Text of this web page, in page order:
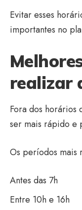
Evitar esses
importantes no
realizar
Fora dos horários
ser mais rápido e
Os períodos mais
Antes das 7h
Entre 10h e 16h